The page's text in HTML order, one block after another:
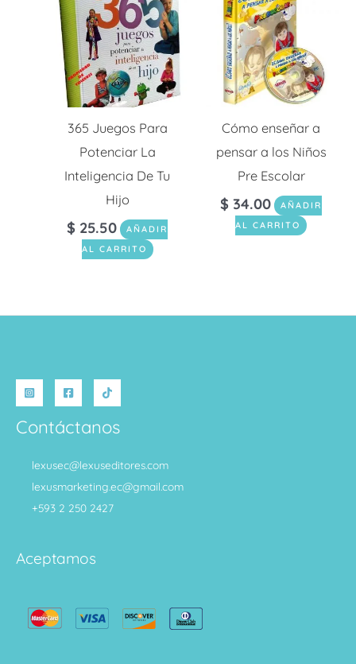
365 Juegos Para
Potenciar La
Inteligencia De Tu
Hijo
$ 25.50
AÑADIR
AL CARRITO
Cómo enseñar a
pensar a los Niños
Pre Escolar
$ 34.00
AÑADIR
AL CARRITO
Contáctanos
lexusec@lexuseditores.com
lexusmarketing.ec@gmail.com
+593 2 250 2427
Aceptamos